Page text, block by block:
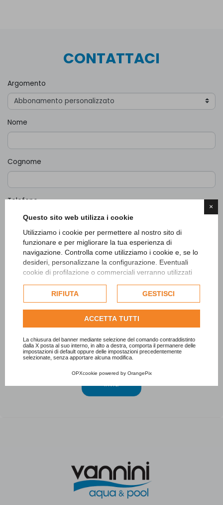
×
Questo sito web utilizza i cookie
Utilizziamo i cookie per permettere al nostro sito di
funzionare e per migliorare la tua esperienza di
navigazione. Controlla come utilizziamo i cookie e, se lo
desideri, personalizzane la configurazione. Eventuali
cookie di profilazione o commerciali verranno utilizzati
dell'utente e, se consentito, potrebbero essere utilizzati
per personalizzare gli annunci pubblicitari. Per ulteriori
informazioni su come Google utilizza i dati raccolti,
politica sulla privacy di Google
Consulta l'informativa cookie completa.
RIFIUTA GESTISCI
ACCETTA TUTTI
La chiusura del banner mediante selezione del comando contraddistinto
dalla X posta al suo interno, in alto a destra, comporta il permanere delle
impostazioni di default oppure delle impostazioni precedentemente
selezionate, senza apportare alcuna modifica.
OPXcookie powered by OrangePix
CONTATTACI
Argomento
Nome
Cognome
Telefono
Indirizzo email
Documento allegato